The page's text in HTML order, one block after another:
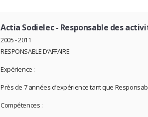
Actia Sodielec- Responsable des
2005 - 2011
RESPONSABLE D’AFFAIRE
Expérience :
Près de 7 années d’expérience tant que
Compétences :